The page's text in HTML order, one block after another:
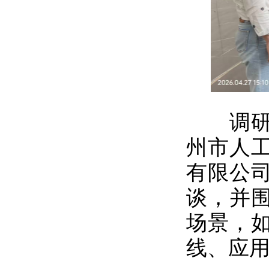
调研
州市人
有限公
谈，并
场景，
线、应